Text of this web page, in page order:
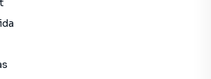
Projetos de Vanguarda e
foi planejado para abrigar residências